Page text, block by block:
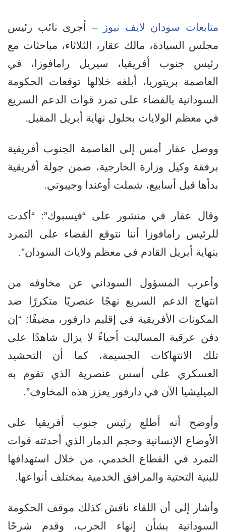
متابعات سودان لايف نيوز
– أجرى نائب رئيس
مجلس السيادة، مالك عقار، الثلاثاء، مباحثات مع
رئيس جنوب أفريقيا، سيريل رامافوزا، في
العاصمة بريتوريا، أبلغه خلالها توقعات الحكومة
السودانية بالقضاء على تمرد قوات الدعم السريع
في معظم الولايات بحلول نهاية أبريل المقبل.
ووصل عقار أمس إلى العاصمة الجنوب أفريقية
برفقة وكيل وزارة الخارجية، ضمن جولة أفريقية
بدأها قبل أسابيع، شملت أوغندا وجيبوتي.
وقال عقار في منشور على “فيسبوك”: “أكدت
للرئيس رامافوزا أننا نتوقع القضاء على التمرد
بنهاية أبريل القادم في معظم ولايات السودان”.
وأعرب المسؤول السوداني عن مخاوفه من
انتهاج الدعم السريع نهجًا عنصريًا متكررًا ضد
المكونات الأفريقية في إقليم دارفور، مضيفًا: “إن
دفن عرقية المساليت أحياءً لا يزال شاهدًا على
تلك الانتهاكات الجسيمة، كما أن التحشيد
العسكري على أسس عنصرية الذي تقوم به
الميليشيا الآن في دارفور يعزز هذه المخاوف”.
وأوضح أنه أطلع رئيس جنوب أفريقيا على
الأوضاع الإنسانية وحجم الدمار الذي أحدثته قوات
التمرد في القطاع الخدمي، من خلال استهدافها
للبنية التحتية والمرافق الخدمية بمختلف أنواعها.
وأشار إلى أن اللقاء ناقش كذلك موقف الحكومة
السودانية بشأن إنهاء الحرب، وقدم شرحًا